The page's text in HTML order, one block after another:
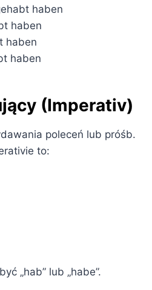
haben
haben
haben
haben
(Imperativ)
poleceń lub próśb.
to:
„hab” lub „habe”.